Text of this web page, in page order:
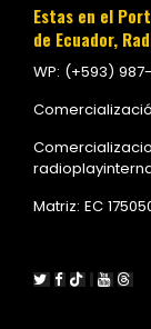
Estas en el
de Ecuador,
WP: (+593)
Matriz: EC